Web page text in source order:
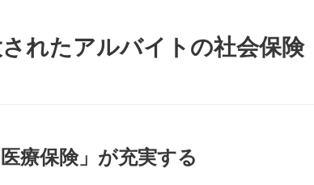
れたアルバイトの社会保険
療保険」が充実する